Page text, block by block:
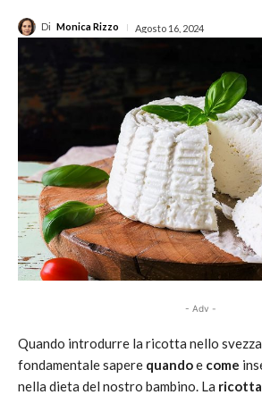
Di Monica Rizzo Agosto 16, 2024
- Adv -
Quando introdurre la ricotta nello
fondamentale sapere quandoe come
nella dieta del nostro bambino. La ricotta